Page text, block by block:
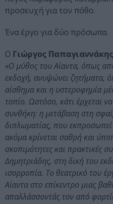
προσευχή για τον πόθο.
Ένα έργο για δύο πρόσωπα.
O Γιώργος Παπαγιαννάκης
«Ο μύθος του Αίαντα, όπως
εκδοχή, ανυψώνει ζητήματα,
αίσθημα και η υστεροφημία
τοπίο. Ωστόσο, κάτι έρχεται
συνθήκη: η μετάβαση στη
διπλωματίας, που
ακόμα κρίνεται σαθρή και
σκοπιμότητες και πρακτικές
Δημητριάδης, στη δική του
ισορροπία. Το θεατρικό του
Αίαντα στο επίκεντρο μιας
απαλλάσσοντάς τον από